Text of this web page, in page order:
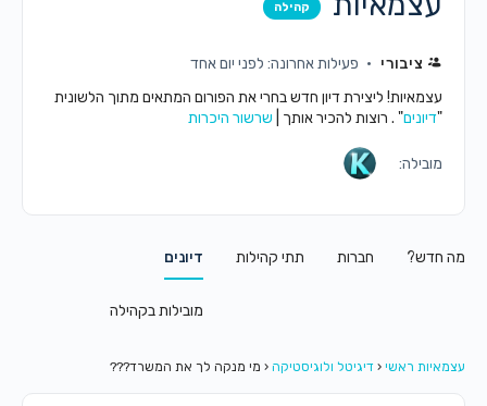
קהילה
ציבורי
פעילות אחרונה: לפני יום אחד
עצמאיות! ליצירת דיון חדש בחרי את הפורום המתאים מתוך הלשונית
דיונים" . רוצות להכיר אותך | שרשור היכרות
מובילה:
מה חדש? חברות תתי קהילות דיונים
מובילות בקהילה
עצמאיות ראשי ‹ דיגיטל ולוגיסטיקה ‹ מי מנקה לך את המשרד???